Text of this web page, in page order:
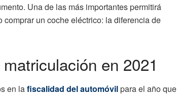
Una de las más importantes permitirá
un coche eléctrico: la diferencia de
en 2021
en lafiscalidad del automóvilpara el año que